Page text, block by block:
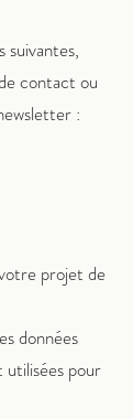
suivantes,
contact ou
:
projet de
données
utilisées pour